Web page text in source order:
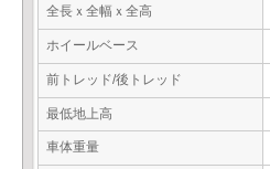
全長ｘ全幅ｘ全高
ホイールベース
前トレッド/後トレッド
最低地上高
車体重量